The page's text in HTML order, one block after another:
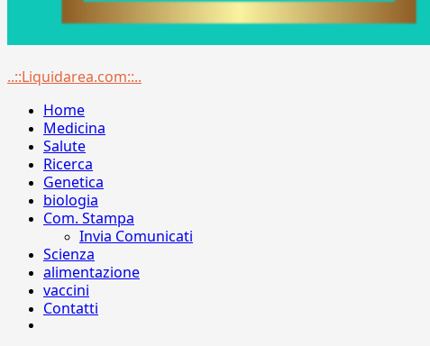
Menu
..::Liquidarea.com::..
Home
Medicina
Salute
Ricerca
Genetica
biologia
Com. Stampa
Invia Comunicati
Scienza
alimentazione
vaccini
Contatti